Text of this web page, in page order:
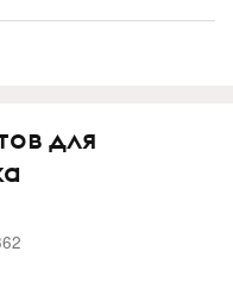
для